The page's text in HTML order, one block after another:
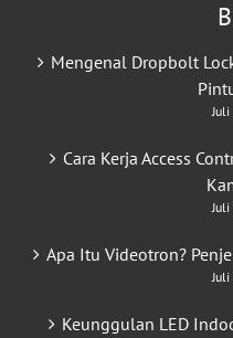
Mengenal Dropbolt
Cara Kerja Access
Apa Itu Videotron?
Keunggulan LED